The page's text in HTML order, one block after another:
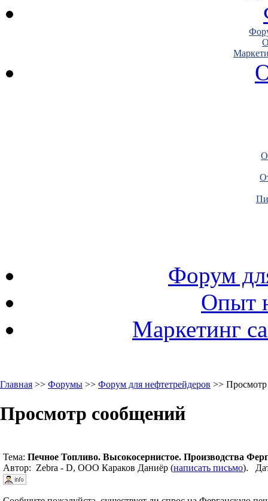
Форум
Опыт
Маркетинг
Главная >> Форумы >> Форум для нефтетрейдеров >>
Просмотр сообщений
Тема: Печное Топливо. Высокосернистое. Производства
Автор: Zebra - D, ООО Караков Даниёр (написать письмо).